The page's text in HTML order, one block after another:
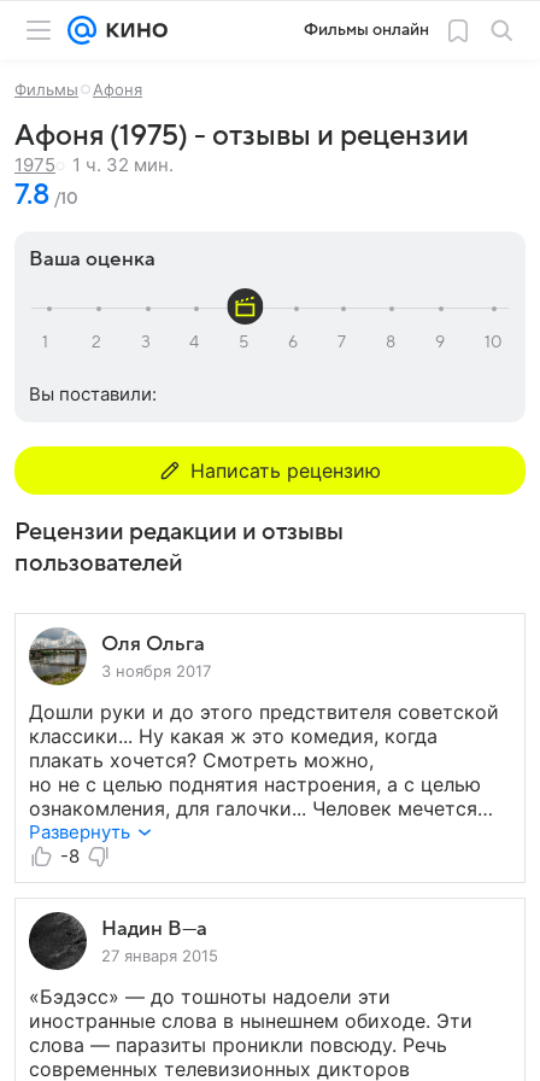
Фильмы онлайн
Фильмы Афоня
Афоня (1975) - отзывы и рецензии
1975 1 ч. 32 мин.
7.8 /10
Ваша оценка
Вы поставили:
Написать рецензию
Рецензии редакции и отзывы
пользователей
Оля Ольга
3 ноября 2017
Дошли руки и до этого предствителя советской
классики... Ну какая ж это комедия, когда
плакать хочется? Смотреть можно,
но не с целью поднятия настроения, а с целью
ознакомления, для галочки... Человек мечется
по жизни, не зная, куда себя деть, ни о чём
не заморачиваясь, пьёт, судя по всему, пропил
всё из квартиры, включая телевизор
и занавески. Потом встречает девушку, начинает
мечтать... но судьба распоряжается иначе, и она
оказывается замужем. В итоге находит утешение
с другой, к которой равнодушен. И как можно
было не писать единственному родному
человеку 20 лет?!
Развернуть
-8
Надин В---а
27 января 2015
«Бэдэсс» — до тошноты надоели эти
иностранные слова в нынешнем обиходе. Эти
слова — паразиты проникли повсюду. Речь
современных телевизионных дикторов